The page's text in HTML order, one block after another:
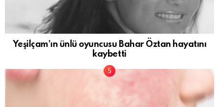
Yeşilçam’ın ünlü oyuncusu Bahar Öztan hayatını
kaybetti